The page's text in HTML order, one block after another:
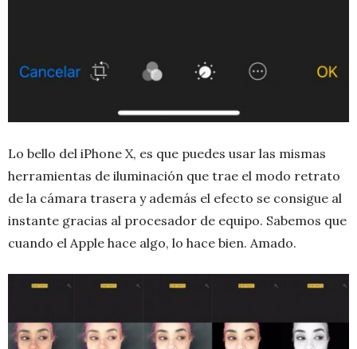
Lo bello del iPhone X, es que puedes usar las mismas
herramientas de iluminación que trae el modo retrato
de la cámara trasera y además el efecto se consigue al
instante gracias al procesador de equipo. Sabemos que
cuando el Apple hace algo, lo hace bien. Amado.